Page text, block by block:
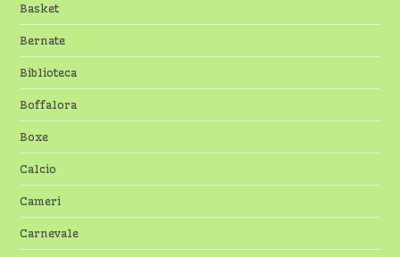
Basket
Bernate
Biblioteca
Boffalora
Boxe
Calcio
Cameri
Carnevale